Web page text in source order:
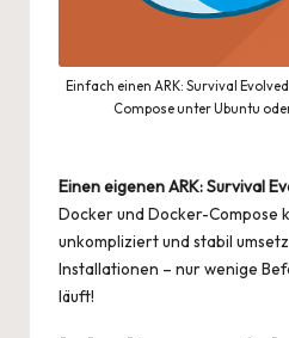
Einfach einen ARK: Survival
Compose unter Ubuntu
Einen eigenen ARK: Survival
Docker und Docker-Compose
unkompliziert und stabil
Installationen – nur wenige
läuft!